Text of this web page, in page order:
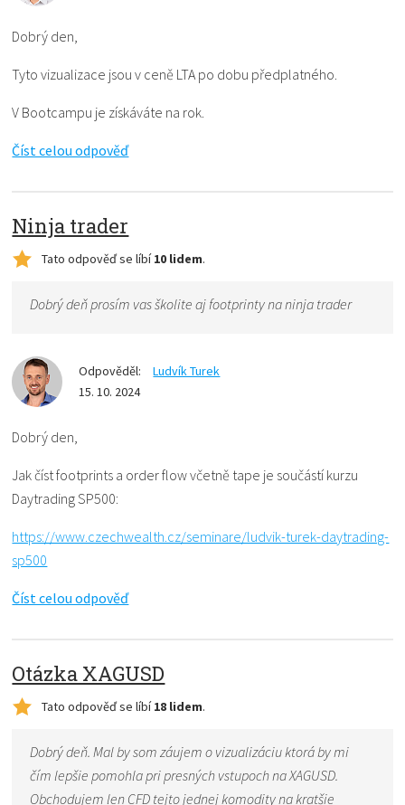
Dobrý den,
Tyto vizualizace jsou v ceně LTA po dobu předplatného.
V Bootcampu je získáváte na rok.
Číst celou odpověď
Tato odpověď se líbí10 lidem.
Ninja trader
Dobrý deň prosím vas školite aj footprinty na ninja trader
Odpověděl:
Ludvík Turek
15. 10. 2024
Dobrý den,
Jak číst footprints a order flow včetně tape je součástí kurzu
Daytrading SP500:
https://www.czechwealth.cz/seminare/ludvik-turek-daytrading-
sp500
Číst celou odpověď
Tato odpověď se líbí18 lidem.
Otázka XAGUSD
Dobrý deň. Mal by som záujem o vizualizáciu ktorá by mi
čím lepšie pomohla pri presných vstupoch na XAGUSD.
Obchodujem len CFD tejto jednej komodity na kratšie